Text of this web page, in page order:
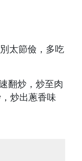
翻炒，炒至肉
炒出蔥香味